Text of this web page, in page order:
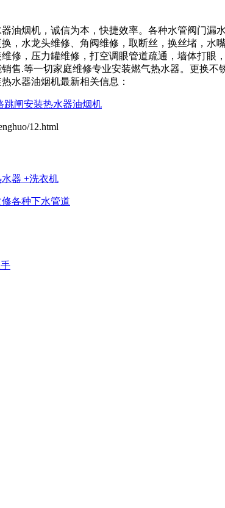
油烟机，诚信为本，快捷效率。各种水管阀门
，水龙头维修、角阀维修，取断丝，换丝堵，
修，压力罐维修，打空调眼管道疏通，墙体打
售.等一切家庭维修专业安装燃气热水器。更换不
水器油烟机最新相关信息：
跳闸安装热水器油烟机
12.html
器 +洗衣机
各种下水管道